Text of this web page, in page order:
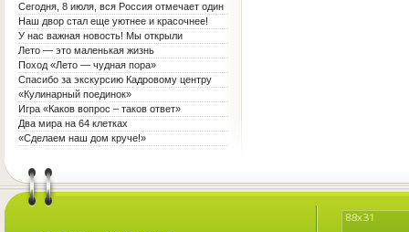
Сегодня, 8 июля, вся Россия отмечает один
из самых светлых праздников — День
семьи, любви и верности!
Наш двор стал еще уютнее и красочнее!
У нас важная новость! Мы открыли
Социальную гостиную.
Лето — это маленькая жизнь
Поход «Лето — чудная пора»
Спасибо за экскурсию Кадровому центру
«Кулинарный поединок»
Игра «Каков вопрос – таков ответ»
Два мира на 64 клетках
«Сделаем наш дом круче!»